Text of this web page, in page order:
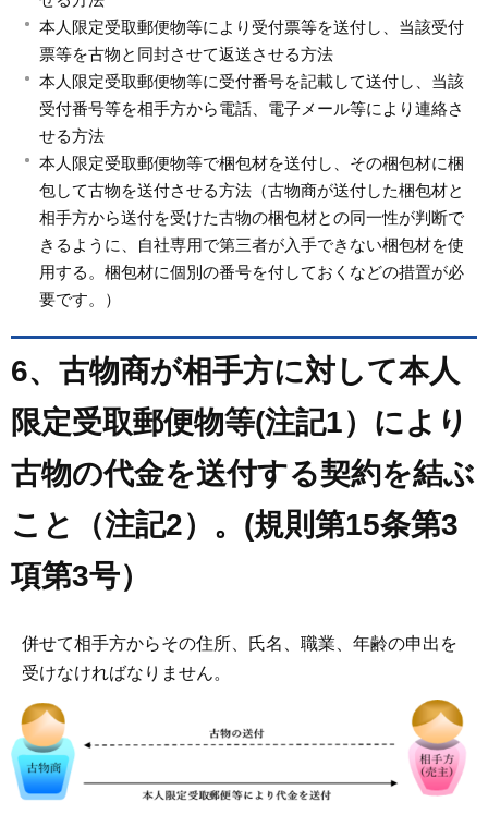
本人限定受取郵便物等により受付票等を送付し、当該受付
票等を古物と同封させて返送させる方法
本人限定受取郵便物等に受付番号を記載して送付し、当該
受付番号等を相手方から電話、電子メール等により連絡さ
せる方法
本人限定受取郵便物等で梱包材を送付し、その梱包材に梱
包して古物を送付させる方法（古物商が送付した梱包材と
相手方から送付を受けた古物の梱包材との同一性が判断で
きるように、自社専用で第三者が入手できない梱包材を使
用する。梱包材に個別の番号を付しておくなどの措置が必
要です。）
6、古物商が相手方に対して本人
限定受取郵便物等(注記1）により
古物の代金を送付する契約を結ぶ
こと（注記2）。(規則第15条第3
項第3号）
併せて相手方からその住所、氏名、職業、年齢の申出を
受けなければなりません。